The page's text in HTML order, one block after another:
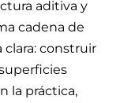
aditiva y
cadena de
construir
la práctica,